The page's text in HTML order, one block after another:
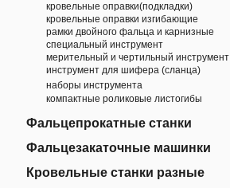
кровельные оправки(подкладки)
кровельные оправки изгибающие
рамки двойного фальца и карнизные
специальный инструмент
мерительный и чертильный инструмент
инструмент для шифера (сланца)
наборы инструмента
компактные роликовые листогибы
Фальцепрокатные станки
Фальцезакаточные машинки
Кровельные станки разные